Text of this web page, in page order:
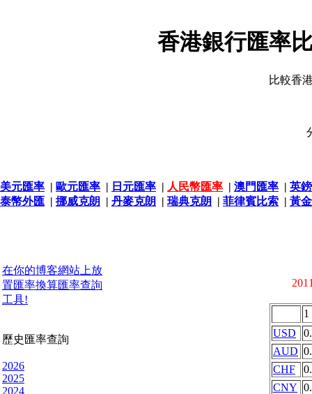
香港銀行匯率
比較香
美元匯率 | 歐元匯率 | 日元匯率 | 人民幣匯率 | 澳門匯率 | 英
泰幣外匯 | 挪威克朗 | 丹麥克朗 | 瑞典克朗 | 菲律賓比索 | 黃
在你的博客網站上放
置匯率換算匯率查詢
工具!
歷史匯率查詢
2026
2025
2024
1
USD
AUD
CHF
CNY